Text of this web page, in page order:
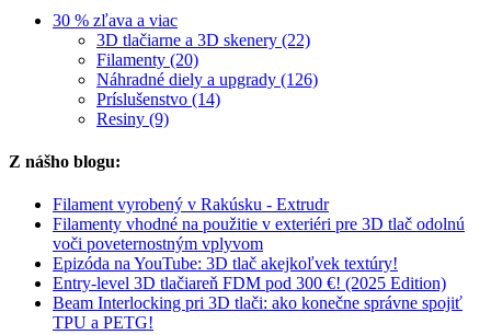
30 % zľava a viac
3D tlačiarne a 3D skenery (22)
Filamenty (20)
Náhradné diely a upgrady (126)
Príslušenstvo (14)
Resiny (9)
Z nášho blogu:
Filament vyrobený v Rakúsku - Extrudr
Filamenty vhodné na použitie v exteriéri pre 3D tlač odolnú
voči poveternostným vplyvom
Epizóda na YouTube: 3D tlač akejkoľvek textúry!
Entry-level 3D tlačiareň FDM pod 300 €! (2025 Edition)
Beam Interlocking pri 3D tlači: ako konečne správne spojiť
TPU a PETG!